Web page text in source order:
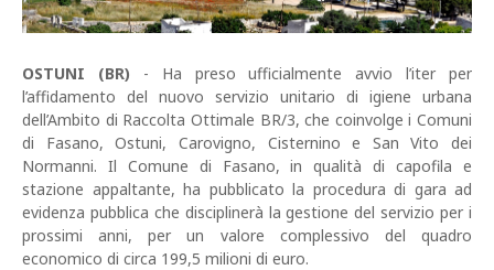
OSTUNI (BR) - Ha preso ufficialmente avvio l’iter per
l’affidamento del nuovo servizio unitario di igiene urbana
dell’Ambito di Raccolta Ottimale BR/3, che coinvolge i Comuni
di Fasano, Ostuni, Carovigno, Cisternino e San Vito dei
Normanni. Il Comune di Fasano, in qualità di capofila e
stazione appaltante, ha pubblicato la procedura di gara ad
evidenza pubblica che disciplinerà la gestione del servizio per i
prossimi anni, per un valore complessivo del quadro
economico di circa 199,5 milioni di euro.